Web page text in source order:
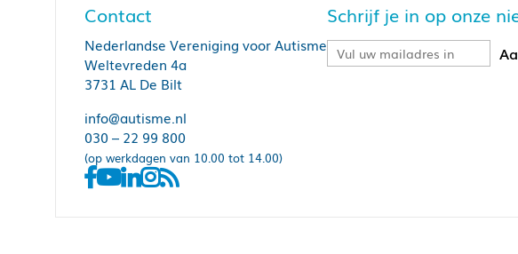
Contact
Nederlandse Vereniging voor Autisme
Weltevreden 4a
3731 AL De Bilt
info@autisme.nl
030 – 22 99 800
(op werkdagen van 10.00 tot 14.00)
Schrijf je in op onze